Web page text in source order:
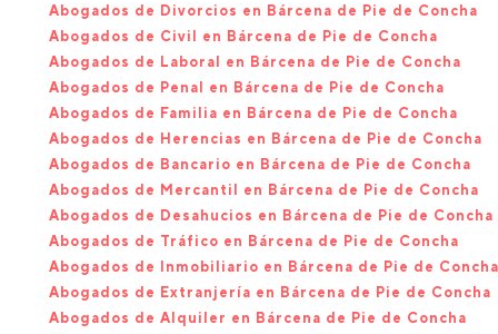
Abogados de Divorcios en Bárcena de Pie de Concha
Abogados de Civil en Bárcena de Pie de Concha
Abogados de Laboral en Bárcena de Pie de Concha
Abogados de Penal en Bárcena de Pie de Concha
Abogados de Familia en Bárcena de Pie de Concha
Abogados de Herencias en Bárcena de Pie de Concha
Abogados de Bancario en Bárcena de Pie de Concha
Abogados de Mercantil en Bárcena de Pie de Concha
Abogados de Desahucios en Bárcena de Pie de Concha
Abogados de Tráfico en Bárcena de Pie de Concha
Abogados de Inmobiliario en Bárcena de Pie de Concha
Abogados de Extranjería en Bárcena de Pie de Concha
Abogados de Alquiler en Bárcena de Pie de Concha